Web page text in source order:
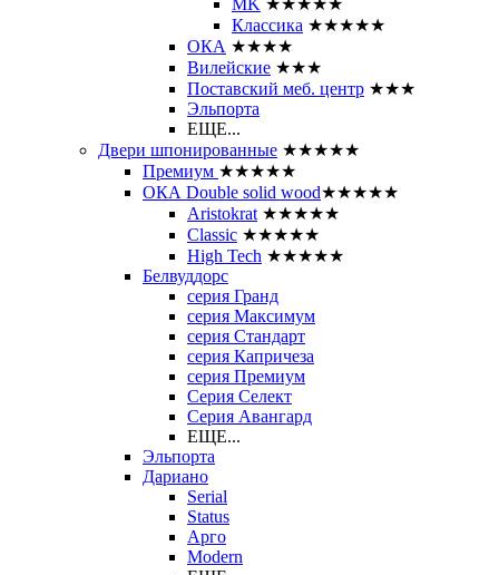
Классика ★★★★★
ОКА ★★★★
Вилейские ★★★
Поставский меб. центр ★★★
Эльпорта
ЕЩЕ...
Двери шпонированные ★★★★★
Премиум ★★★★★
ОКА Double solid wood★★★★★
Aristokrat ★★★★★
Classic ★★★★★
High Tech ★★★★★
Белвуддорс
серия Гранд
серия Максимум
серия Стандарт
серия Капричеза
серия Премиум
Серия Селект
Серия Авангард
ЕЩЕ...
Эльпорта
Дариано
Serial
Status
Арго
Modern